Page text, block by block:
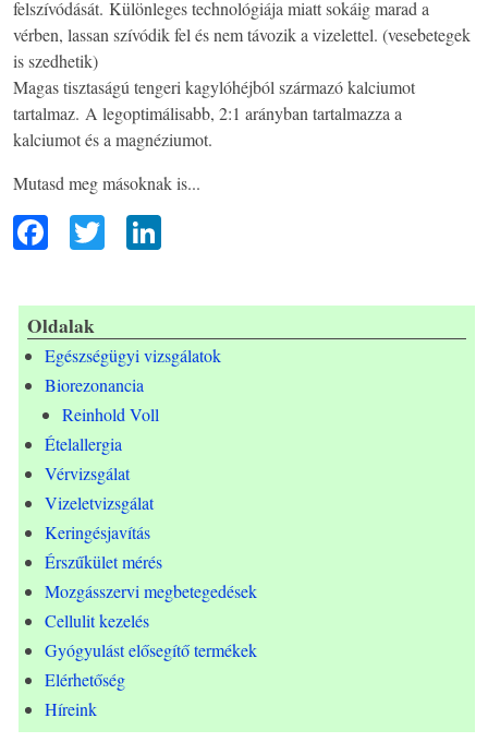
felszívódását. Különleges technológiája miatt sokáig marad a
vérben, lassan szívódik fel és nem távozik a vizelettel. (vesebetegek
is szedhetik)
Magas tisztaságú tengeri kagylóhéjból származó kalciumot
tartalmaz. A legoptimálisabb, 2:1 arányban tartalmazza a
kalciumot és a magnéziumot.
Mutasd meg másoknak is...
ac
eb
oo
k
T
wi
tt
er
ke
dI
n
Oldalak
Egészségügyi vizsgálatok
Biorezonancia
Reinhold Voll
Ételallergia
Vérvizsgálat
Vizeletvizsgálat
Keringésjavítás
Érszűkület mérés
Mozgásszervi megbetegedések
Cellulit kezelés
Gyógyulást elősegítő termékek
Elérhetőség
Híreink